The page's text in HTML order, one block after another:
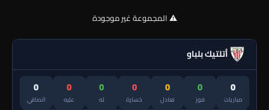
⚠️ المجموعة غير موجودة
أتلتيك بلباو
0
مباريات
0
فوز
0
تعادل
0
خسارة
0
له
0
عليه
0
الصافي